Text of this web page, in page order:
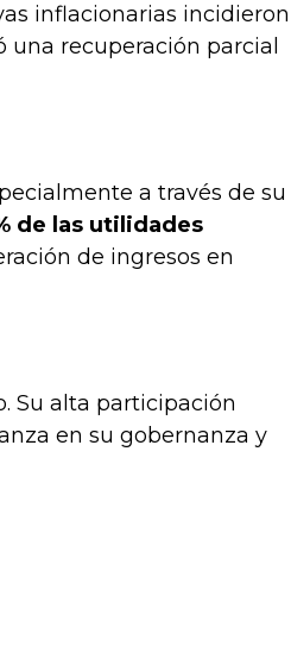
inflacionarias incidieron
recuperación parcial
a través de su
de las utilidades
de ingresos en
Su alta participación
en su gobernanza y